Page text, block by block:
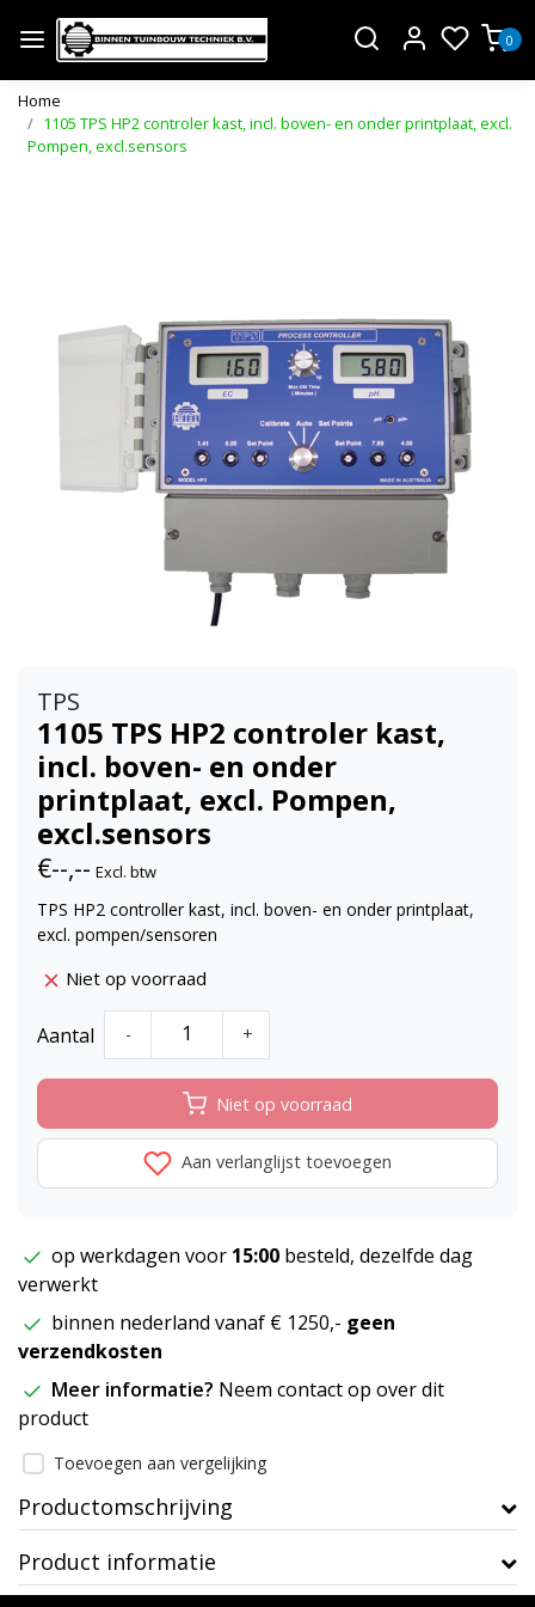
0
Home
1105 TPS HP2 controler kast, incl. boven- en onder printplaat, excl.
Pompen, excl.sensors
TPS
1105 TPS HP2 controler kast,
incl. boven- en onder
printplaat, excl. Pompen,
excl.sensors
€--,-- Excl. btw
TPS HP2 controller kast, incl. boven- en onder printplaat,
excl. pompen/sensoren
Niet op voorraad
Aantal - +
Niet op voorraad
Aan verlanglijst toevoegen
op werkdagen voor 15:00 besteld, dezelfde dag
verwerkt
binnen nederland vanaf € 1250,- geen
verzendkosten
Meer informatie? Neem contact op over dit
product
Toevoegen aan vergelijking
Productomschrijving
Product informatie